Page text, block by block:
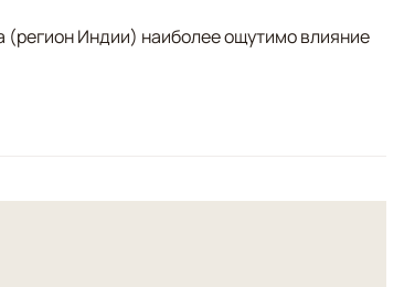
Индии) наиболее ощутимо влияние